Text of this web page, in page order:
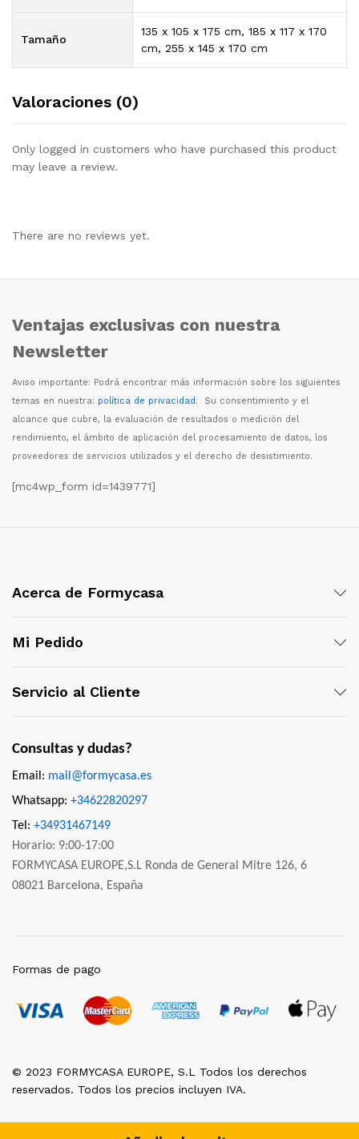
Tamaño
135 x 105 x 175 cm, 185 x 117 x 170
cm, 255 x 145 x 170 cm
Valoraciones (0)
Only logged in customers who have purchased this product
may leave a review.
There are no reviews yet.
Ventajas exclusivas con nuestra
Newsletter
Aviso importante: Podrá encontrar más información sobre los siguientes
temas en nuestra: política de privacidad. Su consentimiento y el
alcance que cubre, la evaluación de resultados o medición del
rendimiento, el ámbito de aplicación del procesamiento de datos, los
proveedores de servicios utilizados y el derecho de desistimiento.
[mc4wp_form id=1439771]
Acerca de Formycasa
Mi Pedido
Servicio al Cliente
Consultas y dudas?
Email: mail@formycasa.es
Whatsapp: +34622820297
Tel: +34931467149
Horario: 9:00-17:00
FORMYCASA EUROPE,S.L Ronda de General Mitre 126, 6
08021 Barcelona, España
© 2023 FORMYCASA EUROPE, S.L Todos los derechos
reservados. Todos los precios incluyen IVA.
Formas de pago